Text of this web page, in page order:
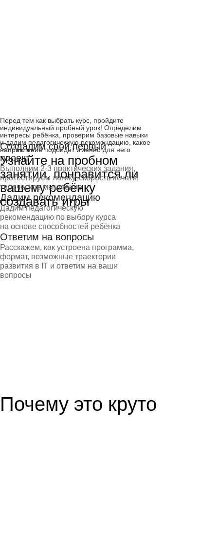
Перед тем как выбрать курс, пройдите
индивидуальный пробный урок! Определим
интересы ребёнка, проверим базовые навыки
и дадим педагогическую рекомендацию, какое
направление подойдёт именно для него
Узнайте на пробном
занятии, понравится ли
вашему ребёнку
создавать игры
Создадим свой первый
проект
Выполним 2-3 практических задания,
протестируем логику, скорость печати,
творческое мышление
Дадим рекомендацию
Дадим педагогическую
рекомендацию по выбору курса
на основе способностей ребёнка
Ответим на вопросы
Расскажем, как устроена программа,
формат, возможные траектории
развития в IT и ответим на ваши
вопросы